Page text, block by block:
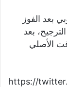
بعد الفوز
بعد
الأصلي
https://